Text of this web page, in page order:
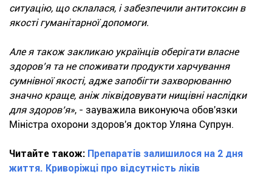
ситуацію, що склалася, і забезпечили антитоксин в
якості гуманітарної допомоги.
Але я також закликаю українців оберігати власне
здоров’я та не споживати продукти харчування
сумнівної якості, адже запобігти захворюванню
значно краще, аніж ліквідовувати нищівні наслідки
для здоров’я», - зауважила виконуюча обов'язки
Міністра охорони здоров'я доктор Уляна Супрун.
Читайте також: Препаратів залишилося на 2 дня
життя. Криворіжці про відсутність ліків